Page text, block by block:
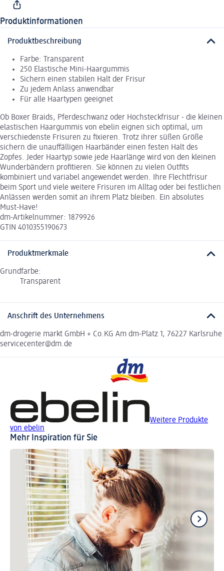
Produktinformationen
Produktbeschreibung
Farbe: Transparent
250 Elastische Mini-Haargummis
Sichern einen stabilen Halt der Frisur
Zu jedem Anlass anwendbar
Für alle Haartypen geeignet
Ob Boxer Braids, Pferdeschwanz oder Hochsteckfrisur - die kleinen
elastischen Haargummis von ebelin eignen sich optimal, um
verschiedenste Frisuren zu fixieren. Trotz ihrer süßen Größe
sichern die unauffälligen Haarbänder einen festen Halt des
Zopfes. Jeder Haartyp sowie jede Haarlänge wird von den kleinen
Wunderbändern profitieren. Sie können zu vielen Outfits
kombiniert und variabel angewendet werden. Ihre Flechtfrisur
beim Sport und viele weitere Frisuren im Alltag oder bei festlichen
Anlässen werden somit an ihrem Platz bleiben. Ein absolutes
Must-Have!
dm-Artikelnummer: 1879926
GTIN 4010355190673
Produktmerkmale
Grundfarbe:
Transparent
Anschrift des Unternehmens
dm-drogerie markt GmbH + Co.KG Am dm-Platz 1, 76227 Karlsruhe
servicecenter@dm.de
Weitere Produkte
von ebelin
Mehr Inspiration für Sie